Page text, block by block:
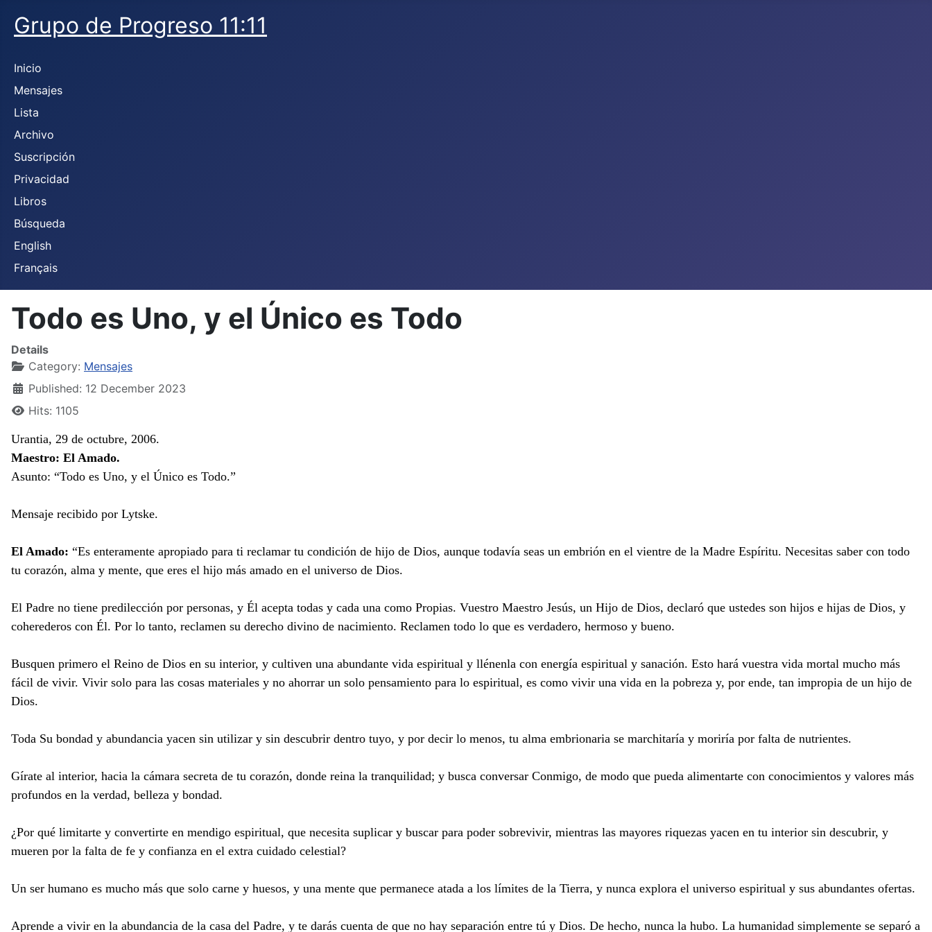
Grupo de Progreso 11:11
Inicio
Mensajes
Lista
Archivo
Suscripción
Privacidad
Libros
Búsqueda
English
Français
Todo es Uno, y el Único es Todo
Details
Category: Mensajes
Published: 12 December 2023
Hits: 1105
Urantia, 29 de octubre, 2006.
Maestro: El Amado.
Asunto: “Todo es Uno, y el Único es Todo.”
Mensaje recibido por Lytske.
El Amado: “Es enteramente apropiado para ti reclamar tu condición de hijo de Dios, aunque todavía seas un embrión en el vientre de la Madre Espíritu. Necesitas saber con todo
tu corazón, alma y mente, que eres el hijo más amado en el universo de Dios.
El Padre no tiene predilección por personas, y Él acepta todas y cada una como Propias. Vuestro Maestro Jesús, un Hijo de Dios, declaró que ustedes son hijos e hijas de Dios, y
coherederos con Él. Por lo tanto, reclamen su derecho divino de nacimiento. Reclamen todo lo que es verdadero, hermoso y bueno.
Busquen primero el Reino de Dios en su interior, y cultiven una abundante vida espiritual y llénenla con energía espiritual y sanación. Esto hará vuestra vida mortal mucho más
fácil de vivir. Vivir solo para las cosas materiales y no ahorrar un solo pensamiento para lo espiritual, es como vivir una vida en la pobreza y, por ende, tan impropia de un hijo de
Dios.
Toda Su bondad y abundancia yacen sin utilizar y sin descubrir dentro tuyo, y por decir lo menos, tu alma embrionaria se marchitaría y moriría por falta de nutrientes.
Gírate al interior, hacia la cámara secreta de tu corazón, donde reina la tranquilidad; y busca conversar Conmigo, de modo que pueda alimentarte con conocimientos y valores más
profundos en la verdad, belleza y bondad.
¿Por qué limitarte y convertirte en mendigo espiritual, que necesita suplicar y buscar para poder sobrevivir, mientras las mayores riquezas yacen en tu interior sin descubrir, y
mueren por la falta de fe y confianza en el extra cuidado celestial?
Un ser humano es mucho más que solo carne y huesos, y una mente que permanece atada a los límites de la Tierra, y nunca explora el universo espiritual y sus abundantes ofertas.
Aprende a vivir en la abundancia de la casa del Padre, y te darás cuenta de que no hay separación entre tú y Dios. De hecho, nunca la hubo. La humanidad simplemente se separó a